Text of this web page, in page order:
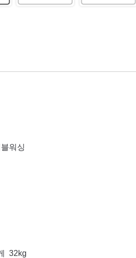
워싱
32kg